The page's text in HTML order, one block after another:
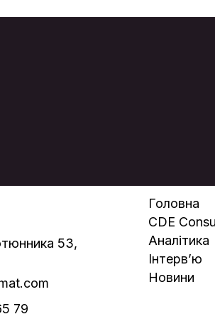
53,
79
Головна
CDE
Аналітика
Інтерв’ю
Новини